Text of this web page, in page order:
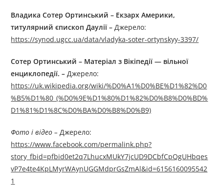
Владика Сотер Ортинський – Екзарх Америки,
титулярний єпископ Даулії – Джерелo:
https://synod.ugcc.ua/data/vladyka-soter-ortynskyy-3397/
СотерОртинський– Матеріал з Вікіпедії — вільної
енциклопедії. – Джерелo:
https://uk.wikipedia.org/wiki/%D0%A1%D0%BE%D1%82%D0
%B5%D1%80_(%D0%9E%D1%80%D1%82%D0%B8%D0%BD%
D1%81%D1%8C%D0%BA%D0%B8%D0%B9)
Фото і відео – Джерелo:
https://www.facebook.com/permalink.php?
story_fbid=pfbid0et2q7LhucxMUkY7jcUD9DCbfCpQgUHbqes
vP7e4te4KpLMyrWAynUGGMdprGsZmAl&id=6156160095542
1